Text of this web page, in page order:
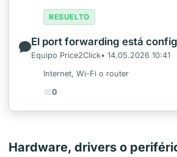
Equipo Price2Click• 14.05.2026 10:41
Internet, Wi-Fi o router
RESUELTO
0
Hardware, drivers o